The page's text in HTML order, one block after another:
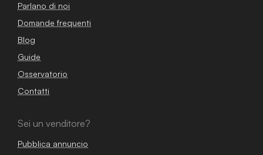
Parlano di noi
Domande frequenti
Blog
Guide
Osservatorio
Contatti
Sei un venditore?
Pubblica annuncio